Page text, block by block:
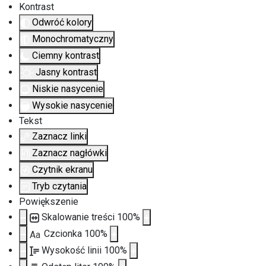
Kontrast
Odwróć kolory
Monochromatyczny
Ciemny kontrast
Jasny kontrast
Niskie nasycenie
Wysokie nasycenie
Tekst
Zaznacz linki
Zaznacz nagłówki
Czytnik ekranu
Tryb czytania
Powiększenie
Skalowanie treści 100%
Aa Czcionka 100%
Wysokość linii 100%